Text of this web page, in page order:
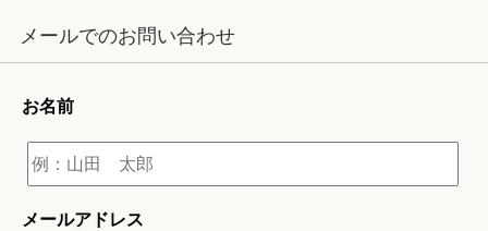
メールでのお問い合わせ
お名前
メールアドレス